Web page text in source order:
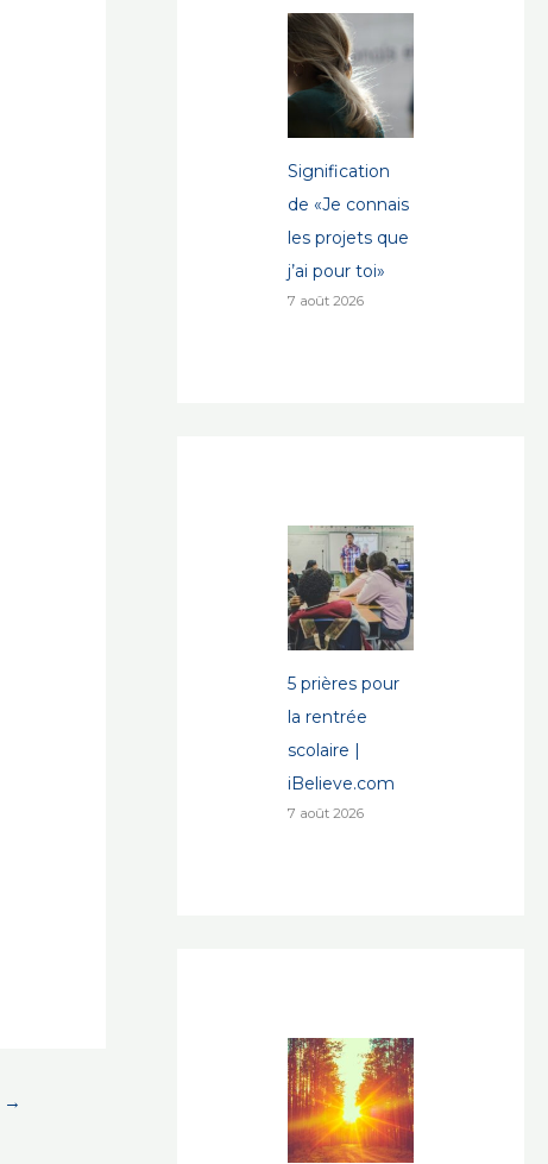
→
Signification
de «Je connais
les projets que
j’ai pour toi»
7 août 2026
5 prières pour
la rentrée
scolaire |
iBelieve.com
7 août 2026